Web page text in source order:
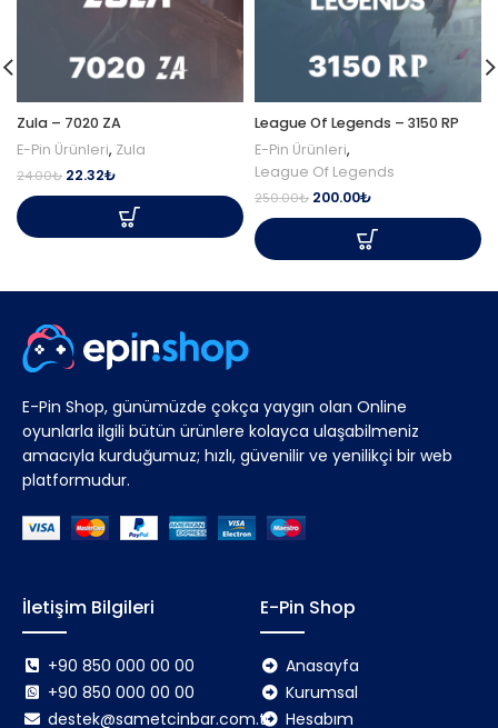
Zula – 7020 ZA
E-Pin Ürünleri, Zula
24.00₺ 22.32₺
League Of Legends – 3150 RP
E-Pin Ürünleri,
League Of Legends
250.00₺ 200.00₺
E-Pin Shop, günümüzde çokça yaygın olan Online
oyunlarla ilgili bütün ürünlere kolayca ulaşabilmeniz
amacıyla kurduğumuz; hızlı, güvenilir ve yenilikçi bir web
platformudur.
İletişim Bilgileri
+90 850 000 00 00
+90 850 000 00 00
destek@sametcinbar.com.tr
E-Pin Shop
Anasayfa
Kurumsal
Hesabım